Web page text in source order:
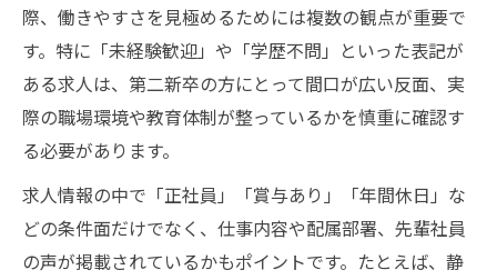
際、働きやすさを見極めるためには複数の観点が重要で
す。特に「未経験歓迎」や「学歴不問」といった表記が
ある求人は、第二新卒の方にとって間口が広い反面、実
際の職場環境や教育体制が整っているかを慎重に確認す
る必要があります。
求人情報の中で「正社員」「賞与あり」「年間休日」な
どの条件面だけでなく、仕事内容や配属部署、先輩社員
の声が掲載されているかもポイントです。たとえば、静